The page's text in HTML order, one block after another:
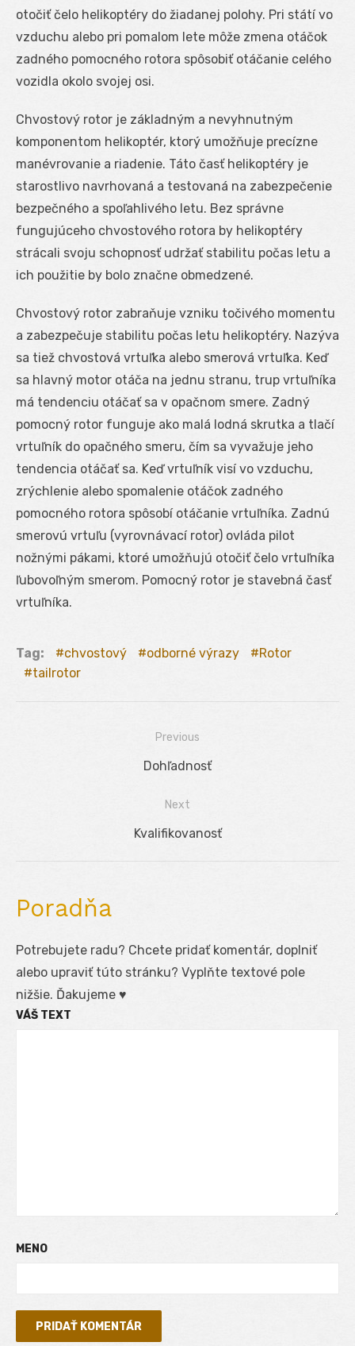
otočiť čelo helikoptéry do žiadanej polohy. Pri státí vo
vzduchu alebo pri pomalom lete môže zmena otáčok
zadného pomocného rotora spôsobiť otáčanie celého
vozidla okolo svojej osi.
Chvostový rotor je základným a nevyhnutným
komponentom helikoptér, ktorý umožňuje precízne
manévrovanie a riadenie. Táto časť helikoptéry je
starostlivo navrhovaná a testovaná na zabezpečenie
bezpečného a spoľahlivého letu. Bez správne
fungujúceho chvostového rotora by helikoptéry
strácali svoju schopnosť udržať stabilitu počas letu a
ich použitie by bolo značne obmedzené.
Chvostový rotor zabraňuje vzniku točivého momentu
a zabezpečuje stabilitu počas letu helikoptéry. Nazýva
sa tiež chvostová vrtuľka alebo smerová vrtuľka. Keď
sa hlavný motor otáča na jednu stranu, trup vrtuľníka
má tendenciu otáčať sa v opačnom smere. Zadný
pomocný rotor funguje ako malá lodná skrutka a tlačí
vrtuľník do opačného smeru, čím sa vyvažuje jeho
tendencia otáčať sa. Keď vrtuľník visí vo vzduchu,
zrýchlenie alebo spomalenie otáčok zadného
pomocného rotora spôsobí otáčanie vrtuľníka. Zadnú
smerovú vrtuľu (vyrovnávací rotor) ovláda pilot
nožnými pákami, ktoré umožňujú otočiť čelo vrtuľníka
ľubovoľným smerom. Pomocný rotor je stavebná časť
vrtuľníka.
Tag: chvostový odborné výrazy
Rotor
tailrotor
Previous
Previous
Dohľadnosť
Next
Next
Kvalifikovanosť
Poradňa
Potrebujete radu? Chcete pridať komentár, doplniť
alebo upraviť túto stránku? Vyplňte textové pole
nižšie. Ďakujeme ♥
VÁŠ TEXT
MENO